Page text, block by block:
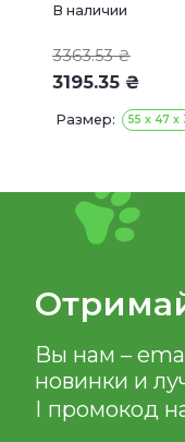
В наличии
3363.53 ₴
3195.35 ₴
Размер: 55 x 47 x
Вы нам –
новинки и
І промокод